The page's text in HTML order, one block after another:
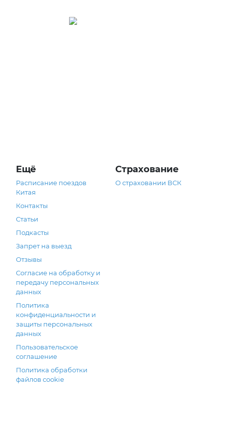
Ещё
Расписание поездов
Китая
Контакты
Статьи
Подкасты
Запрет на выезд
Отзывы
Согласие на обработку и
передачу персональных
данных
Политика
конфиденциальности и
защиты персональных
данных
Пользовательское
соглашение
Политика обработки
файлов cookie
Страхование
О страховании ВСК